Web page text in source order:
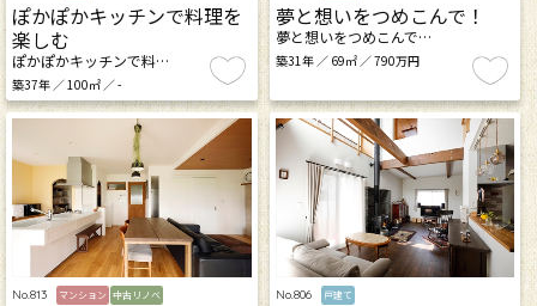
ぽかぽかキッチンで料理を
楽しむ
ぽかぽかキッチンで料…
築37年 ／ 100㎡ ／ -
夢と想いをつめこんで！
夢と想いをつめこんで…
築31年 ／ 69㎡ ／ 790万円
No.813 マンション 中古リノベ No.806 戸建て